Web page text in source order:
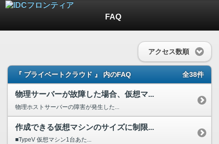
FAQ
アクセス数順
『 プライベートクラウド 』 内のFAQ 全38件
物理サーバーが故障した場合、仮想マ...
物理ホストサーバーの障害が発生した...
作成できる仮想マシンのサイズに制限...
■TypeV 仮想マシン1台あた...